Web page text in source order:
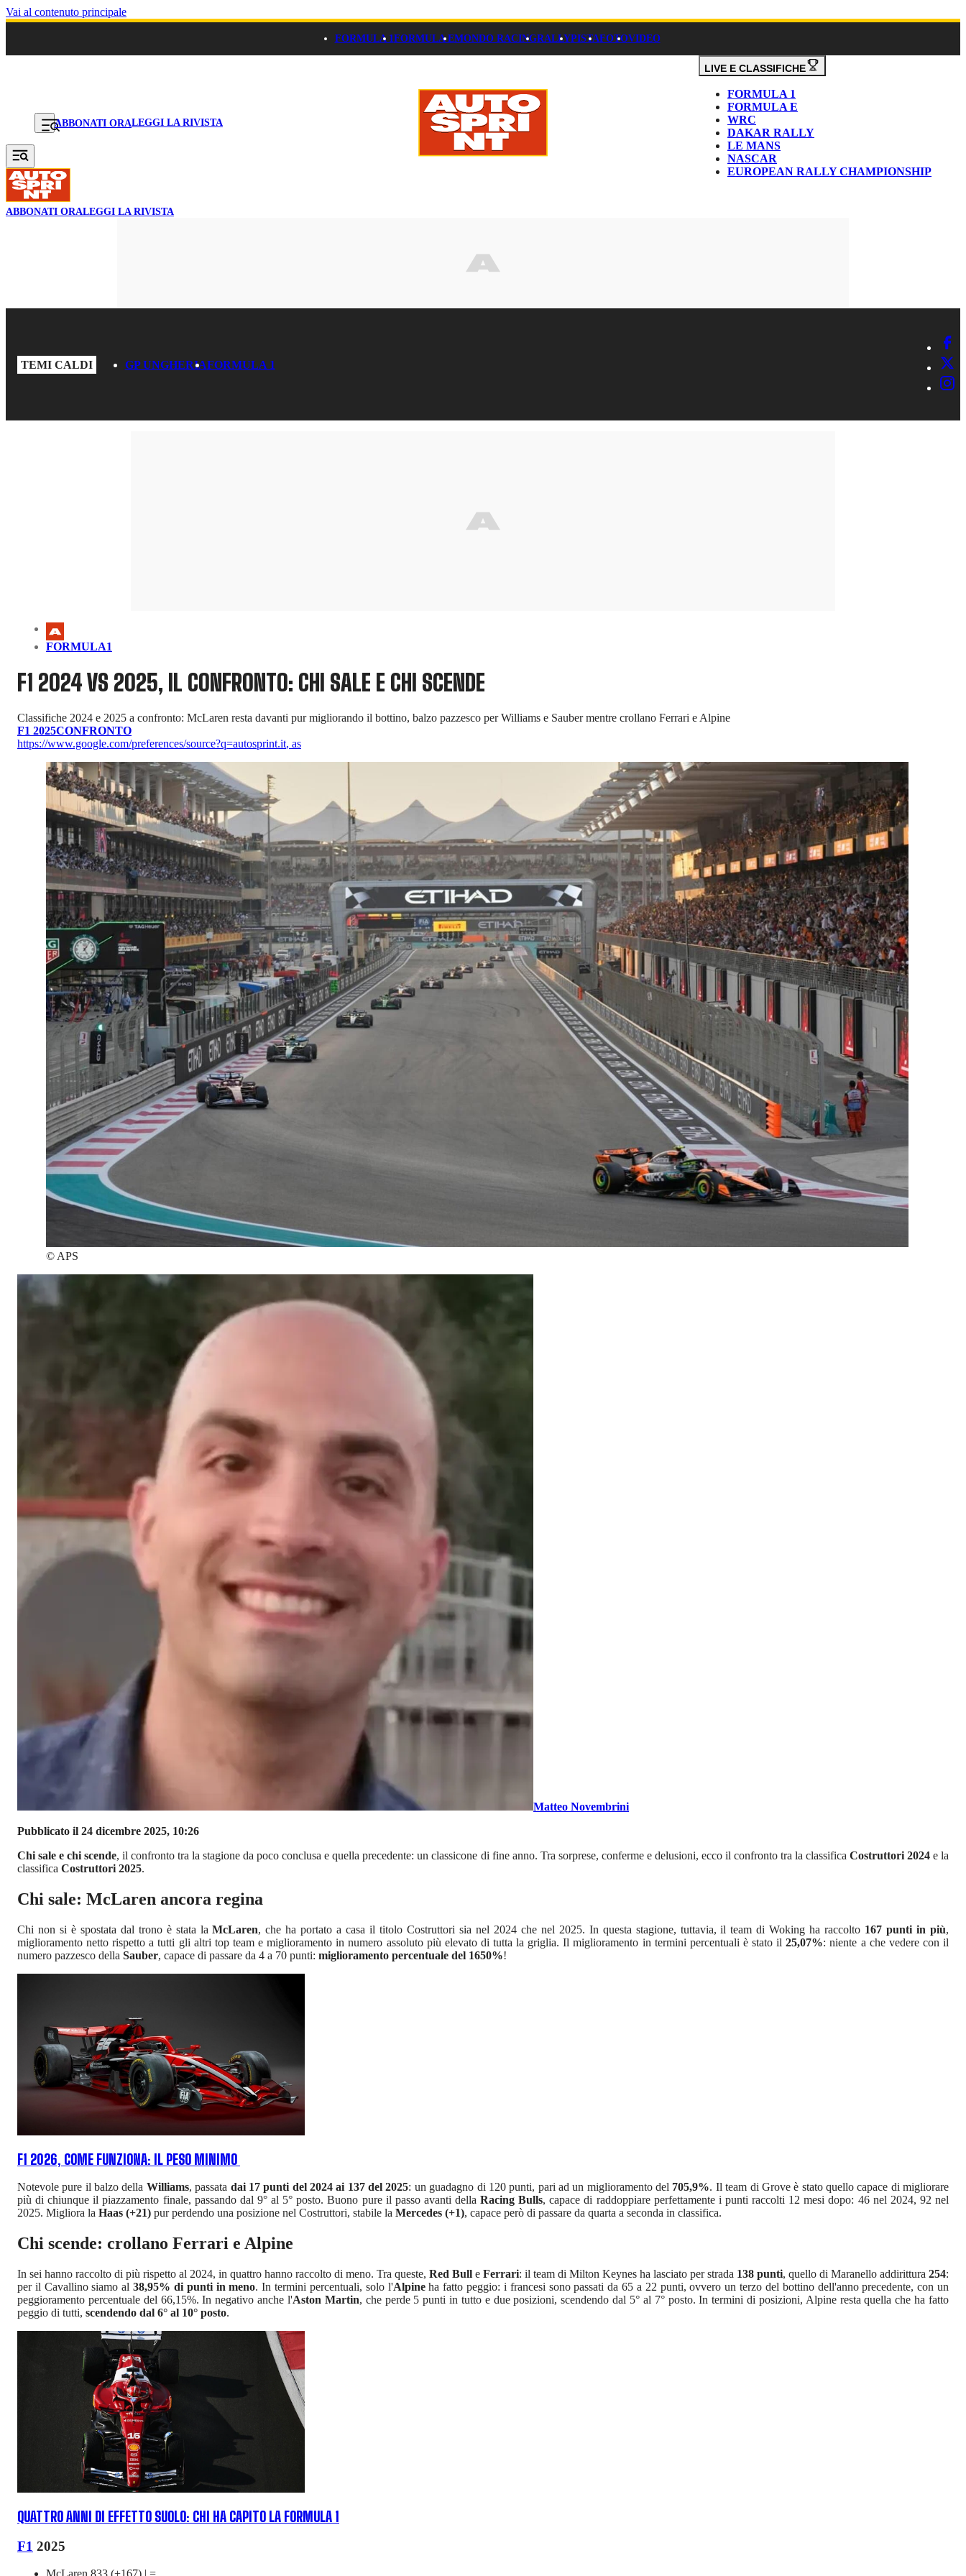
Vai al contenuto principale
FORMULA 1FORMULA EMONDO RACINGRALLYPISTAFOTOVIDEO
ABBONATI ORALEGGI LA RIVISTA
LIVE E CLASSIFICHE
FORMULA 1
FORMULA E
WRC
DAKAR RALLY
LE MANS
NASCAR
EUROPEAN RALLY CHAMPIONSHIP
ABBONATI ORALEGGI LA RIVISTA
TEMI CALDI GP UNGHERIAFORMULA 1
FORMULA1
F1 2024 VS 2025, IL CONFRONTO: CHI SALE E CHI SCENDE
Classifiche 2024 e 2025 a confronto: McLaren resta davanti pur migliorando il bottino, balzo pazzesco per Williams e Sauber mentre crollano Ferrari e Alpine
F1 2025CONFRONTO
https://www.google.com/preferences/source?q=autosprint.it, as
© APS
Matteo Novembrini
Pubblicato il 24 dicembre 2025, 10:26
Chi sale e chi scende, il confronto tra la stagione da poco conclusa e quella precedente: un classicone di fine anno. Tra sorprese, conferme e delusioni, ecco il confronto tra la classifica Costruttori 2024 e la
classifica Costruttori 2025.
Chi sale: McLaren ancora regina
Chi non si è spostata dal trono è stata laMcLaren, che ha portato a casa il titolo Costruttori sia nel 2024 che nel 2025. In questa stagione, tuttavia, il team di Woking ha raccolto 167 punti in più,
miglioramento netto rispetto a tutti gli altri top team e miglioramento in numero assoluto più elevato di tutta la griglia. Il miglioramento in termini percentuali è stato il 25,07%: niente a che vedere con il
numero pazzesco della Sauber, capace di passare da 4 a 70 punti: miglioramento percentuale del 1650%!
F1 2026, COME FUNZIONA: IL PESO MINIMO
Notevole pure il balzo della Williams, passata dai 17 punti del 2024 ai 137 del 2025: un guadagno di 120 punti, pari ad un miglioramento del 705,9%. Il team di Grove è stato quello capace di migliorare
più di chiunque il piazzamento finale, passando dal 9° al 5° posto. Buono pure il passo avanti dellaRacing Bulls, capace di raddoppiare perfettamente i punti raccolti 12 mesi dopo: 46 nel 2024, 92 nel
2025. Migliora la Haas (+21) pur perdendo una posizione nel Costruttori, stabile la Mercedes (+1), capace però di passare da quarta a seconda in classifica.
Chi scende: crollano Ferrari e Alpine
In sei hanno raccolto di più rispetto al 2024, in quattro hanno raccolto di meno. Tra queste, Red Bull e Ferrari: il team di Milton Keynes ha lasciato per strada 138 punti, quello di Maranello addirittura 254:
per il Cavallino siamo al38,95% di punti in meno. In termini percentuali, solo l'Alpineha fatto peggio: i francesi sono passati da 65 a 22 punti, ovvero un terzo del bottino dell'anno precedente, con un
peggioramento percentuale del 66,15%. In negativo anche l'Aston Martin, che perde 5 punti in tutto e due posizioni, scendendo dal 5° al 7° posto. In termini di posizioni, Alpine resta quella che ha fatto
peggio di tutti, scendendo dal 6° al 10° posto.
QUATTRO ANNI DI EFFETTO SUOLO: CHI HA CAPITO LA FORMULA 1
F1 2025